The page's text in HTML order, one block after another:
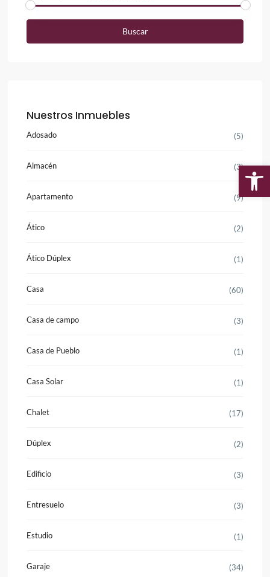
Buscar
Nuestros Inmuebles
Adosado (5)
Almacén (3)
Apartamento (9)
Ático (2)
Ático Dúplex (1)
Casa (60)
Casa de campo (3)
Casa de Pueblo (1)
Casa Solar (1)
Chalet (17)
Dúplex (2)
Edificio (3)
Entresuelo (3)
Estudio (1)
Garaje (34)